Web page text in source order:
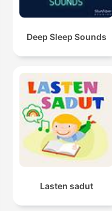
Deep Sleep Sounds
Lasten sadut